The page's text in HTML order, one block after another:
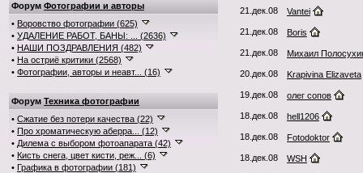
Форум Фотографии и авторы
• Воровство фотографии (625)
• УДАЛЕНИЕ РАБОТ, БАНЫ: ... (2636)
• НАШИ ПОЗДРАВЛЕНИЯ (482)
• На остриё критики (2568)
• Фотографии, авторы и неавт... (16)
Форум Техника фотографии
• Сжатие без потери качества (22)
• Про хроматическую аберра... (12)
• Дилема с выбором фотоапарата (42)
• Кисть снега, цвет кисти, реж... (6)
• Графика в фотографии (181)
21.дек.08 Vantei
21.дек.08 Boris
21.дек.08 Михаил
20.дек.08 Krapivina Elizaveta
19.дек.08 олег сопов
18.дек.08 hell1206
18.дек.08 Fotodoktor
18.дек.08 WSH